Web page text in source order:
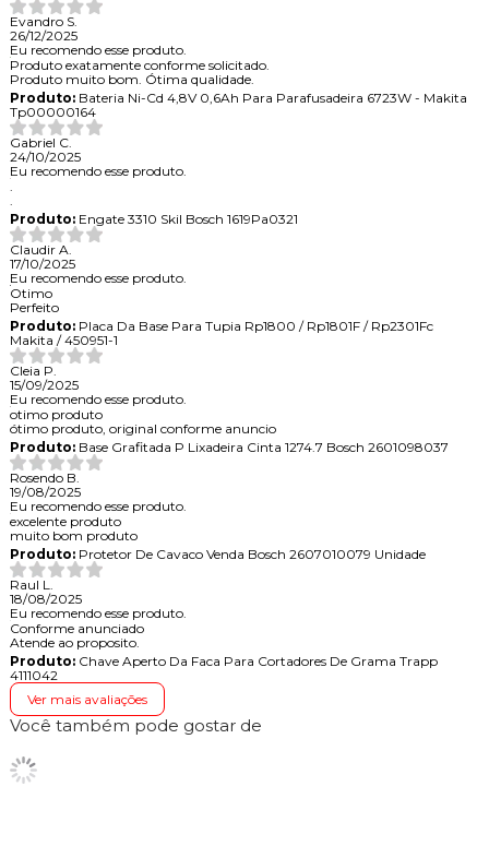
Evandro S.
26/12/2025
Eu recomendo esse produto.
Produto exatamente conforme solicitado.
Produto muito bom. Ótima qualidade.
Produto:Bateria Ni-Cd 4,8V 0,6Ah Para Parafusadeira 6723W - Makita
Tp00000164
Gabriel C.
24/10/2025
Eu recomendo esse produto.
Produto:Engate 3310 Skil Bosch 1619Pa0321
Claudir A.
17/10/2025
Eu recomendo esse produto.
Otimo
Perfeito
Produto:Placa Da Base Para Tupia Rp1800 / Rp1801F / Rp2301Fc
Makita / 450951-1
Cleia P.
15/09/2025
Eu recomendo esse produto.
otimo produto
ótimo produto, original conforme anuncio
Produto:Base Grafitada P Lixadeira Cinta 1274.7 Bosch 2601098037
Rosendo B.
19/08/2025
Eu recomendo esse produto.
excelente produto
muito bom produto
Produto:Protetor De Cavaco Venda Bosch 2607010079 Unidade
Raul L.
18/08/2025
Eu recomendo esse produto.
Conforme anunciado
Atende ao proposito.
Produto:Chave Aperto Da Faca Para Cortadores De Grama Trapp
4111042
Ver mais avaliações
Você também pode gostar de